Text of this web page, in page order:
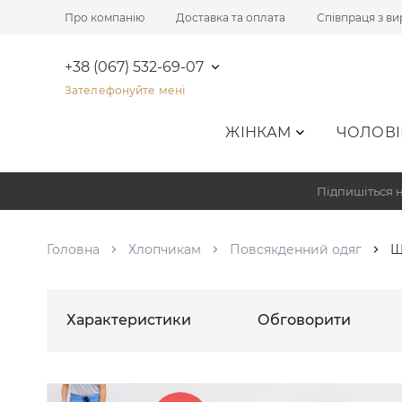
Про компанію Доставка та оплата Співпраця з
+38 (067) 532-69-07
Зателефонуйте мені
ЖІНКАМ
Підпишіться
Головна Хлопчикам Повсякденний одяг
Характеристики Обговорити